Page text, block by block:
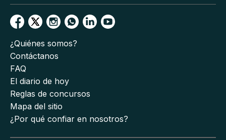
¿Quiénes somos?
Contáctanos
FAQ
El diario de hoy
Reglas de concursos
Mapa del sitio
¿Por qué confiar en nosotros?